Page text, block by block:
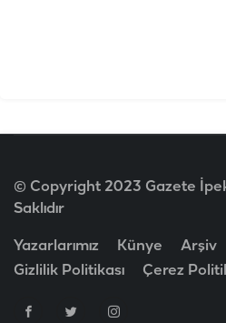
© Copyright 2023 Gazete
Saklıdır
Yazarlarımız Künye Arşiv
Gizlilik Politikası
Çerez